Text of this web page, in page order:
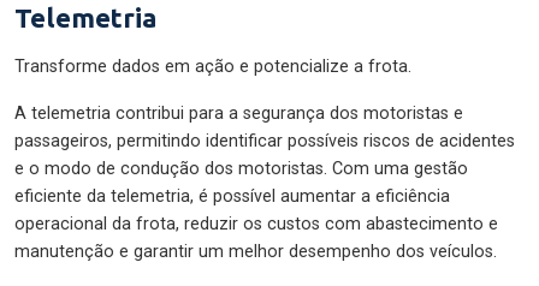
Telemetria
Transforme dados em ação e potencialize a frota.
A telemetria contribui para a segurança dos motoristas e
passageiros, permitindo identificar possíveis riscos de acidentes
e o modo de condução dos motoristas. Com uma gestão
eficiente da telemetria, é possível aumentar a eficiência
operacional da frota, reduzir os custos com abastecimento e
manutenção e garantir um melhor desempenho dos veículos.